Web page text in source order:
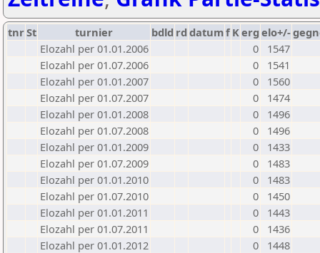
tnrSt turnier bdld rd datumf Kerg elo+/-
Elozahl per 01.01.2006
0
1547
Elozahl per 01.07.2006
0
1541
Elozahl per 01.01.2007
0
1560
Elozahl per 01.07.2007
0
1474
Elozahl per 01.01.2008
0
1496
Elozahl per 01.07.2008
0
1496
Elozahl per 01.01.2009
0
1433
Elozahl per 01.07.2009
0
1483
Elozahl per 01.01.2010
0
1483
Elozahl per 01.07.2010
0
1450
Elozahl per 01.01.2011
0
1443
Elozahl per 01.07.2011
0
1436
Elozahl per 01.01.2012
0
1448